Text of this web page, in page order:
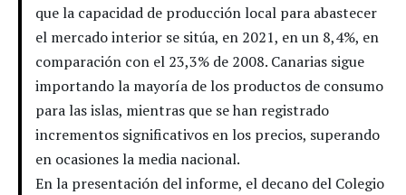
que la capacidad de producción local para abastecer
el mercado interior se sitúa, en 2021, en un 8,4%, en
comparación con el 23,3% de 2008. Canarias sigue
importando la mayoría de los productos de consumo
para las islas, mientras que se han registrado
incrementos significativos en los precios, superando
en ocasiones la media nacional.
En la presentación del informe, el decano del Colegio